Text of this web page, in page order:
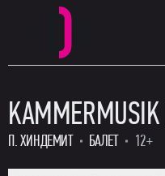
Пермский
П. ХИНДЕМИТ БАЛЕТ 12+